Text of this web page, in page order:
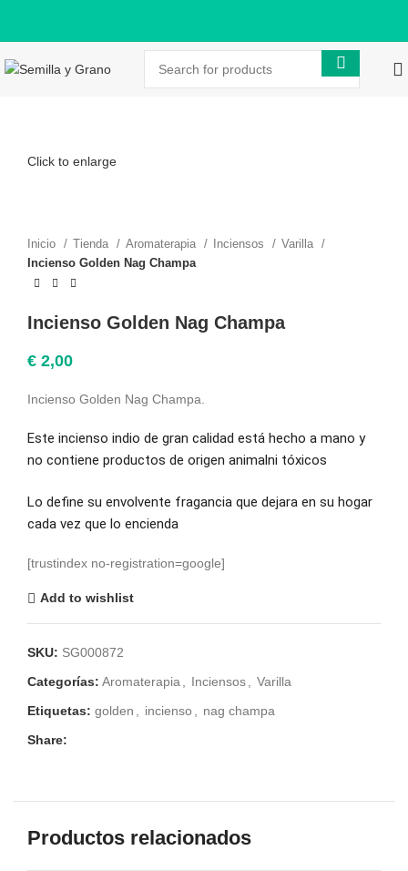
Click to enlarge
Inicio Tienda Aromaterapia Inciensos
Varilla
Incienso Golden Nag Champa
Incienso Golden Nag Champa
€ 2,00
Incienso Golden Nag Champa.
Este incienso indio de gran calidad está hecho a mano y
no contiene productos de origen animalni tóxicos
Lo define su envolvente fragancia que dejara en su hogar
cada vez que lo encienda
[trustindex no-registration=google]
Add to wishlist
SKU: SG000872
Categorías: Aromaterapia Inciensos
Varilla
Etiquetas: golden incienso
nag champa
Share:
Productos relacionados